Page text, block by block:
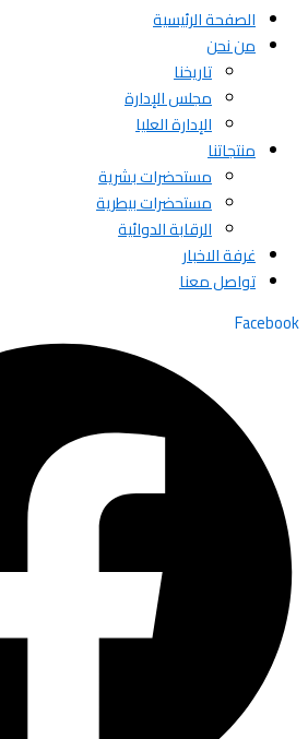
الصفحة الرئيسية
من نحن
تاريخنا
مجلس الإدارة
الإدارة العليا
منتجاتنا
مستحضرات بشرية
مستحضرات بيطرية
الرقابة الدوائية
غرفة الاخبار
تواصل معنا
Facebook